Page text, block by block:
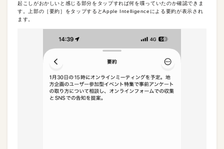
起こしがおかしいと感じる部分をタップすれば何を喋っていたのか確認できま
す。上部の［要約］をタップするとApple Intelligenceによる要約が表示され
ます。